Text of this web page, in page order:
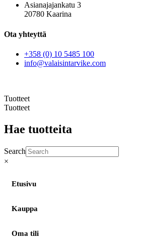
Asianajajankatu 3
20780 Kaarina
Ota yhteyttä
+358 (0) 10 5485 100
info@valaisintarvike.com
Tuotteet
Tuotteet
Hae tuotteita
Search
×
Etusivu
Kauppa
Oma tili